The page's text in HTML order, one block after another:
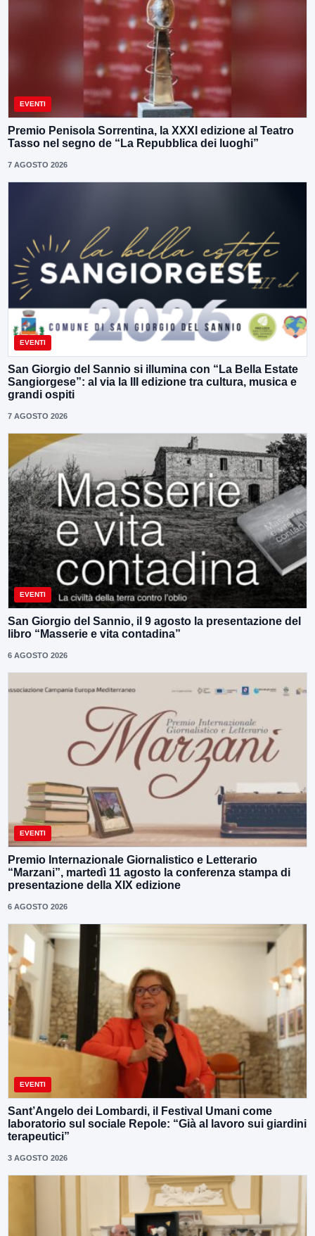
EVENTI
Premio Penisola Sorrentina, la XXXI edizione al Teatro
Tasso nel segno de “La Repubblica dei luoghi”
7 AGOSTO 2026
EVENTI
San Giorgio del Sannio si illumina con “La Bella Estate
Sangiorgese”: al via la III edizione tra cultura, musica e
grandi ospiti
7 AGOSTO 2026
EVENTI
San Giorgio del Sannio, il 9 agosto la presentazione del
libro “Masserie e vita contadina”
6 AGOSTO 2026
EVENTI
Premio Internazionale Giornalistico e Letterario
“Marzani”, martedì 11 agosto la conferenza stampa di
presentazione della XIX edizione
6 AGOSTO 2026
EVENTI
Sant’Angelo dei Lombardi, il Festival Umani come
laboratorio sul sociale Repole: “Già al lavoro sui giardini
terapeutici”
3 AGOSTO 2026